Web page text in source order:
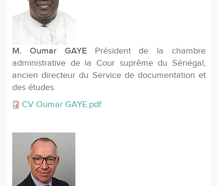
M. Oumar GAYEPrésident de la chambre
administrative de la Cour suprême du Sénégal,
ancien directeur du Service de documentation et
des études
CV Oumar GAYE.pdf